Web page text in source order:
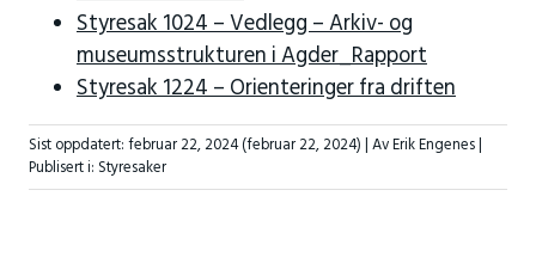
Styresak 1024 – Vedlegg – Arkiv- og
museumsstrukturen i Agder_Rapport
Styresak 1224 – Orienteringer fra driften
Sist oppdatert:februar 22, 2024(februar 22, 2024)| Av Erik Engenes |
Publisert i: Styresaker